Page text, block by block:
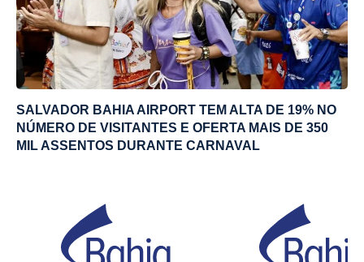
SALVADOR BAHIA AIRPORT TEM ALTA DE 19% NO
NÚMERO DE VISITANTES E OFERTA MAIS DE 350
MIL ASSENTOS DURANTE CARNAVAL